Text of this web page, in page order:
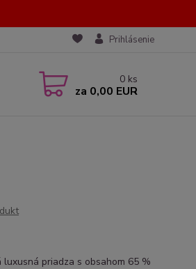
Prihlásenie
0 ks
za 0,00 EUR
priadza s obsahom 65 %